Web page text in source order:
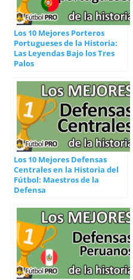
Los 10 Mejores Porteros
Portugueses de la Historia:
Las Leyendas Bajo los Tres
Palos
Los 10 Mejores Defensas
Centrales en la Historia del
Fútbol: Maestros de la
Defensa